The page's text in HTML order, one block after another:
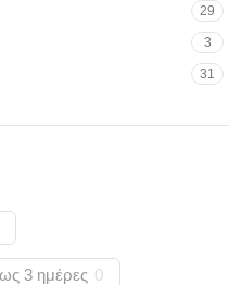
29
3
31
3 ημέρες 0